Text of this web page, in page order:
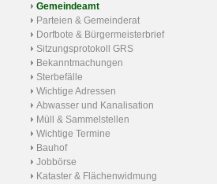
Gemeindeamt
Parteien & Gemeinderat
Dorfbote & Bürgermeisterbrief
Sitzungsprotokoll GRS
Bekanntmachungen
Sterbefälle
Wichtige Adressen
Abwasser und Kanalisation
Müll & Sammelstellen
Wichtige Termine
Bauhof
Jobbörse
Kataster & Flächenwidmung